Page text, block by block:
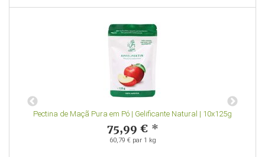
Pectina de Maçã Pura em Pó | Gelificante Natural | 10x125g
75,99 € *
60,79 € par 1 kg